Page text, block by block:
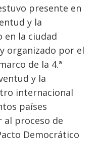
presente en
y la
en la ciudad
organizado por el
de la 4.ª
y la
internacional
países
proceso de
Democrático